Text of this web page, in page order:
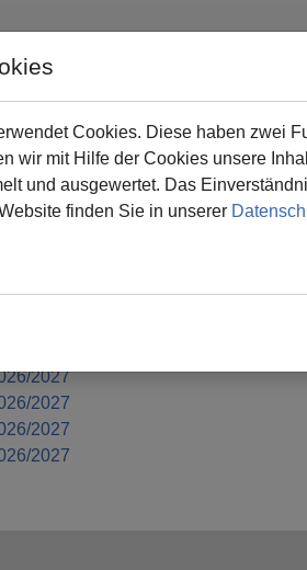
den Klassen
2027
2027
2027
2027
Cookies. Diese haben zwei
wir mit Hilfe der Cookies unsere
und ausgewertet. Das
finden Sie in unserer